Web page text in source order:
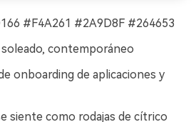
#F4A261 #2A9D8F #264653
contemporáneo
onboarding de aplicaciones y
siente como rodajas de cítrico